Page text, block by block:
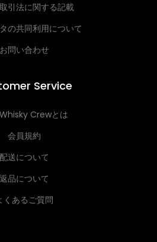
引法に関する記載
の共同利用について
お問い合わせ
Service
Crewとは
会員規約
配送について
返品について
くあるご質問